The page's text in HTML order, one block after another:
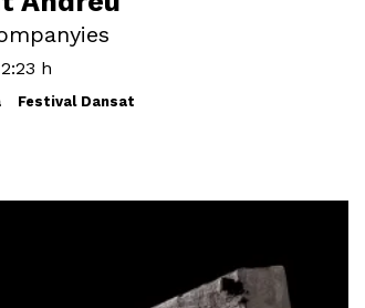
h
Festival Dansat